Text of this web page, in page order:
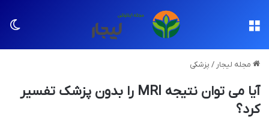
مجله لیجار / پزشکی
آیا می توان نتیجه MRI را بدون پزشک تفسیر
کرد؟